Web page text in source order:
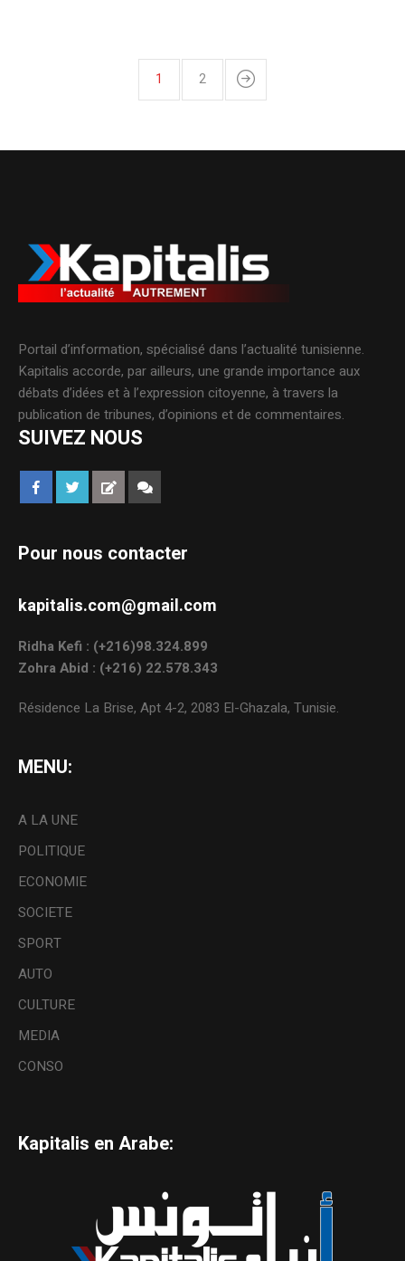
1 2
Portail d’information, spécialisé dans l’actualité tunisienne.
Kapitalis accorde, par ailleurs, une grande importance aux
débats d’idées et à l’expression citoyenne, à travers la
publication de tribunes, d’opinions et de commentaires.
SUIVEZ NOUS
Pour nous contacter
kapitalis.com@gmail.com
Ridha Kefi : (+216)98.324.899
Zohra Abid : (+216) 22.578.343
Résidence La Brise, Apt 4-2, 2083 El-Ghazala, Tunisie.
MENU:
A LA UNE
POLITIQUE
ECONOMIE
SOCIETE
SPORT
AUTO
CULTURE
MEDIA
CONSO
Kapitalis en Arabe: